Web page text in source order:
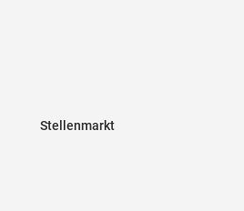
Stellenmarkt